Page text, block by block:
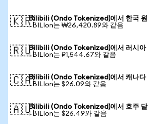
🇰🇷Bilibili (Ondo Tokenized)에서 한국
1 BILIon는 ₩26,420.89와 같음
🇷🇺Bilibili (Ondo Tokenized)에서 러시아
1 BILIon는 ₽1,544.67와 같음
🇨🇦Bilibili (Ondo Tokenized)에서 캐나다
1 BILIon는 $26.09와 같음
🇦🇺Bilibili (Ondo Tokenized)에서 호주 달
1 BILIon는 $26.49와 같음